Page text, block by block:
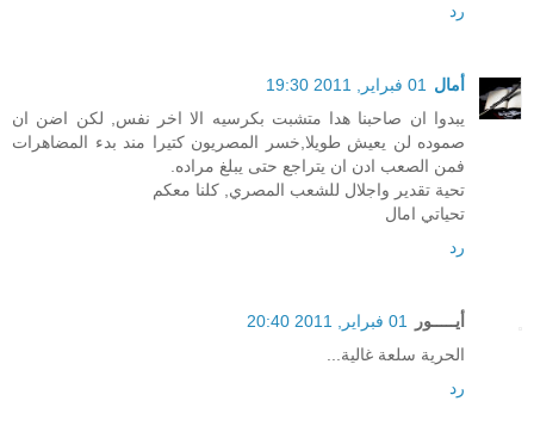
رد
أمال
01 فبراير, 2011 19:30
يبدوا ان صاحبنا هدا متشبت بكرسيه الا اخر نفس, لكن اضن ان
صموده لن يعيش طويلا,خسر المصريون كتيرا مند بدء المضاهرات
فمن الصعب ادن ان يتراجع حتى يبلغ مراده.
تحية تقدير واجلال للشعب المصري, كلنا معكم
تحياتي امال
رد
أيـــــور
01 فبراير, 2011 20:40
الحرية سلعة غالية...
رد